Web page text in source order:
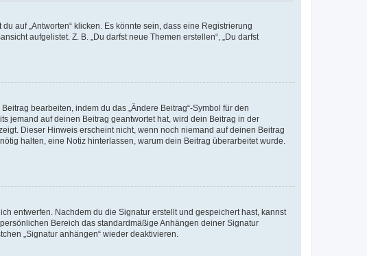
auf „Antworten“ klicken. Es könnte sein, dass eine Registrierung
aufgelistet. Z. B. „Du darfst neue Themen erstellen“, „Du darfst
bearbeiten, indem du das „Ändere Beitrag“-Symbol für den
jemand auf deinen Beitrag geantwortet hat, wird dein Beitrag in der
Dieser Hinweis erscheint nicht, wenn noch niemand auf deinen Beitrag
halten, eine Notiz hinterlassen, warum dein Beitrag überarbeitet wurde.
entwerfen. Nachdem du die Signatur erstellt und gespeichert hast, kannst
Bereich das standardmäßige Anhängen deiner Signatur
„Signatur anhängen“ wieder deaktivieren.